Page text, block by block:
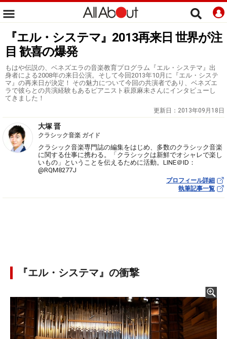
『エル・システマ』2013再来日 世界が注
目 歓喜の爆発
もはや伝説の、ベネズエラの音楽教育プログラム『エル・システマ』出
身者による2008年の来日公演。そして今回2013年10月に『エル・システ
マ』の再来日が決定！ その魅力について今回の共演者であり、ベネズエ
ラで彼らとの共演経験もあるピアニスト萩原麻未さんにインタビューし
てきました！
更新日： 2013年09月18日
大塚 晋
クラシック音楽 ガイド
クラシック音楽専門誌の編集をはじめ、多数のクラシック音楽
に関する仕事に携わる。「クラシックは新鮮でオシャレで楽し
いもの」ということを伝えるために活動。LINE＠ID：
@RQM8277J
プロフィール詳細
執筆記事一覧
『エル・システマ』の衝撃